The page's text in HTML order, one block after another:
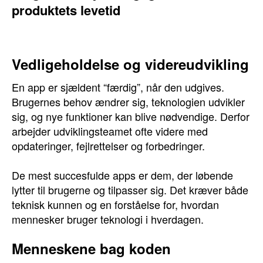
produktets levetid
Vedligeholdelse og videreudvikling
En app er sjældent “færdig”, når den udgives.
Brugernes behov ændrer sig, teknologien udvikler
sig, og nye funktioner kan blive nødvendige. Derfor
arbejder udviklingsteamet ofte videre med
opdateringer, fejlrettelser og forbedringer.
De mest succesfulde apps er dem, der løbende
lytter til brugerne og tilpasser sig. Det kræver både
teknisk kunnen og en forståelse for, hvordan
mennesker bruger teknologi i hverdagen.
Menneskene bag koden